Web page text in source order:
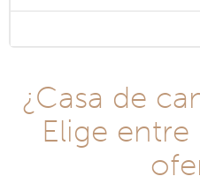
¿Casa de
Elige